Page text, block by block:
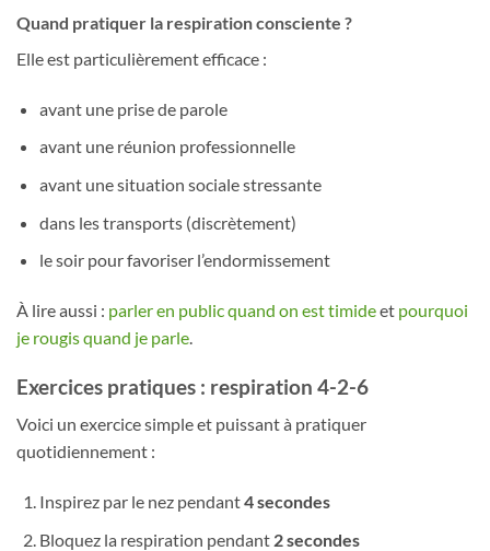
Quand pratiquer la respiration consciente ?
Elle est particulièrement efficace :
avant une prise de parole
avant une réunion professionnelle
avant une situation sociale stressante
dans les transports (discrètement)
le soir pour favoriser l’endormissement
À lire aussi : parler en public quand on est timideet pourquoi
je rougis quand je parle.
Exercices pratiques : respiration 4-2-6
Voici un exercice simple et puissant à pratiquer
quotidiennement :
Inspirez par le nez pendant4 secondes
Bloquez la respiration pendant 2 secondes